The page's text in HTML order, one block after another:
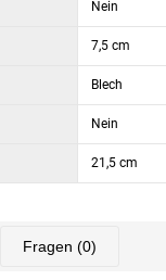
Nein
7,5 cm
Blech
Nein
21,5 cm
Fragen (0)